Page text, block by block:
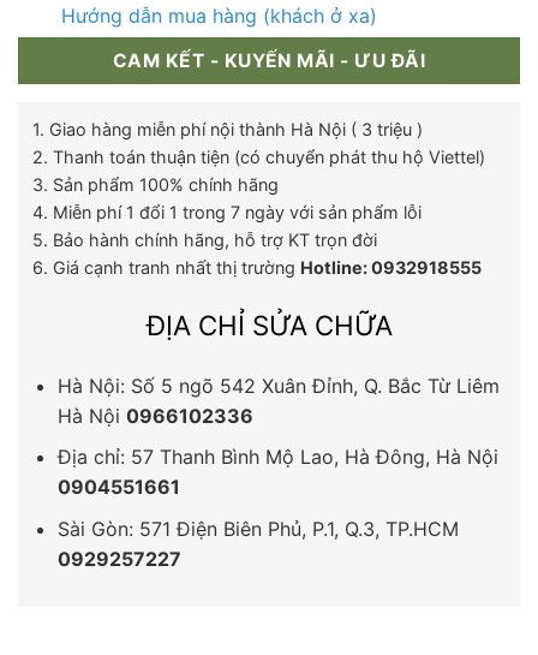
Hướng dẫn mua hàng (khách ở xa)
CAM KẾT - KUYẾN MÃI - ƯU ĐÃI
1. Giao hàng miễn phí nội thành Hà Nội ( 3 triệu )
2. Thanh toán thuận tiện (có chuyển phát thu hộ Viettel)
3. Sản phẩm 100% chính hãng
4. Miễn phí 1 đổi 1 trong 7 ngày với sản phẩm lỗi
5. Bảo hành chính hãng, hỗ trợ KT trọn đời
6. Giá cạnh tranh nhất thị trường Hotline: 0932918555
ĐỊA CHỈ SỬA CHỮA
Hà Nội: Số 5 ngõ 542 Xuân Đỉnh, Q. Bắc Từ Liêm
Hà Nội 0966102336
Địa chỉ: 57 Thanh Bình Mộ Lao, Hà Đông, Hà Nội
0904551661
Sài Gòn: 571 Điện Biên Phủ, P.1, Q.3, TP.HCM
0929257227